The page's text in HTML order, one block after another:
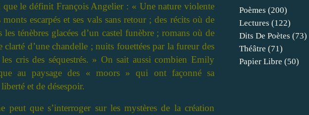
le définit François Angelier : « Une nature violente
escarpés et ses vals sans retour ; des récits où de
ténèbres glacées d’un castel funèbre ; romans où de
d’une chandelle ; nuits fouettées par la fureur des
cris des séquestrés. » On sait aussi combien Emily
au paysage des « moors » qui ont façonné sa
et de désespoir.
que s’interroger sur les mystères de la création
Poèmes (200)
Lectures (122)
Dits De Poètes (73)
Théâtre (71)
Papier Libre (50)